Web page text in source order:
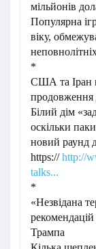
мільйонів
Популярна
віку,
*
США та Іран
Білий дім
оскільки
новий раунд
https://http://
talks...
*
«Незвідана
Трампа